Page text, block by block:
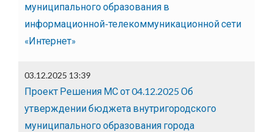
муниципального образования в
информационной-телекоммуникационной сети
«Интернет»
03.12.2025 13:39
Проект Решения МС от 04.12.2025 Об
утверждении бюджета внутригородского
муниципального образования города